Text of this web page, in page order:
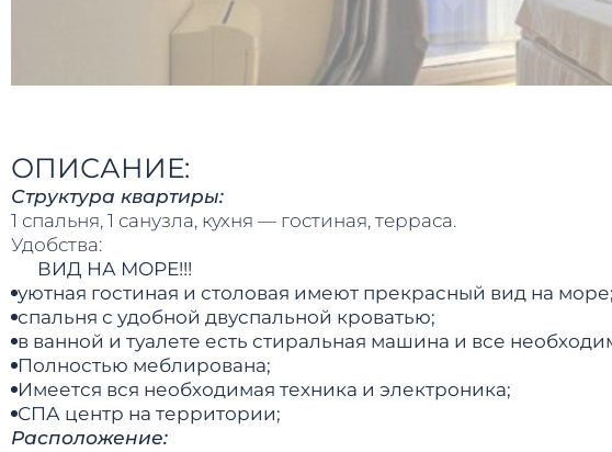
ОПИСАНИЕ:
Структура квартиры:
1 спальня, 1 санузла, кухня — гостиная, терраса.
Удобства:
ВИД НА МОРЕ!!!
уютная гостиная и столовая имеют прекрасный вид на море;
спальня с удобной двуспальной кроватью;
в ванной и туалете есть стиральная машина и все
Полностью меблирована;
Имеется вся необходимая техника и электроника;
СПА центр на территории;
Расположение: